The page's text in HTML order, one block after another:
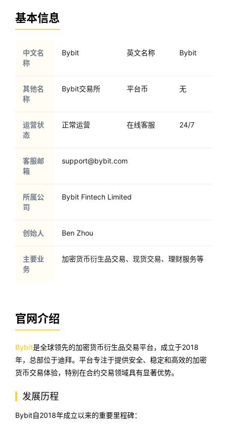
基本信息
中文名
称
Bybit 英文名称 Bybit
其他名
称
Bybit交易所 平台币 无
运营状
态
正常运营 在线客服 24/7
客服邮
箱
support@bybit.com
所属公
司
Bybit Fintech Limited
创始人 Ben Zhou
主要业
务
加密货币衍生品交易、现货交易、理财服务等
官网介绍
Bybit是全球领先的加密货币衍生品交易平台，成立于2018
年，总部位于迪拜。平台专注于提供安全、稳定和高效的加密
货币交易体验，特别在合约交易领域具有显著优势。
发展历程
Bybit自2018年成立以来的重要里程碑：